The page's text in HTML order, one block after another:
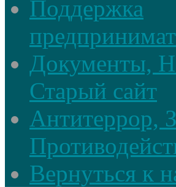
Поддержка
Документы,
Старый сайт
Антитеррор,
Вернуться к